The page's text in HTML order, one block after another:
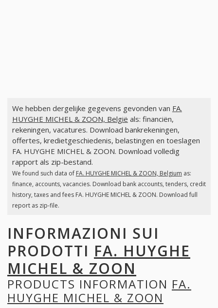
We hebben dergelijke gegevens gevonden van FA.
HUYGHE MICHEL & ZOON, België als: financiën,
rekeningen, vacatures. Download bankrekeningen,
offertes, kredietgeschiedenis, belastingen en toeslagen
FA. HUYGHE MICHEL & ZOON. Download volledig
rapport als zip-bestand.
We found such data of FA. HUYGHE MICHEL & ZOON, Belgium as:
finance, accounts, vacancies. Download bank accounts, tenders, credit
history, taxes and fees FA. HUYGHE MICHEL & ZOON. Download full
report as zip-file.
INFORMAZIONI SUI
PRODOTTI FA. HUYGHE
MICHEL & ZOON
PRODUCTS INFORMATION FA.
HUYGHE MICHEL & ZOON